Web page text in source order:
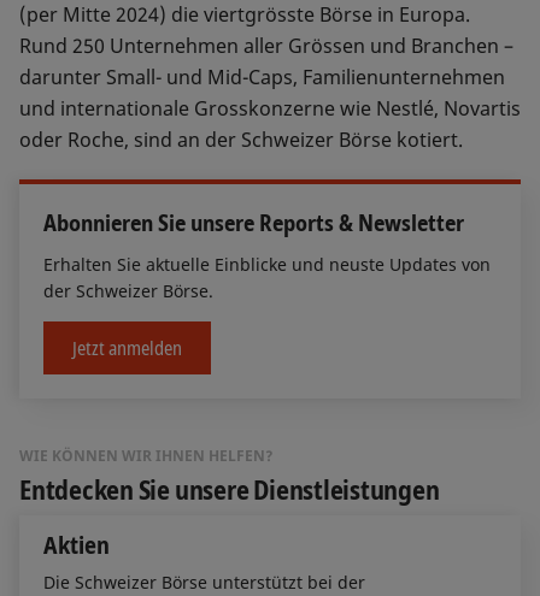
(per Mitte 2024) die viertgrösste Börse in Europa.
Rund 250 Unternehmen aller Grössen und Branchen –
darunter Small- und Mid-Caps, Familienunternehmen
und internationale Grosskonzerne wie Nestlé, Novartis
oder Roche, sind an der Schweizer Börse kotiert.
Abonnieren Sie unsere Reports & Newsletter
Erhalten Sie aktuelle Einblicke und neuste Updates von
der Schweizer Börse.
Jetzt anmelden
WIE KÖNNEN WIR IHNEN HELFEN?
Entdecken Sie unsere Dienstleistungen
Aktien
Die Schweizer Börse unterstützt bei der